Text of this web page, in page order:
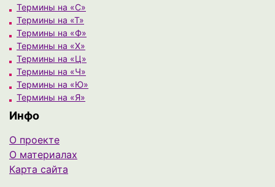
Термины на «С»
Термины на «Т»
Термины на «Ф»
Термины на «Х»
Термины на «Ц»
Термины на «Ч»
Термины на «Ю»
Термины на «Я»
Инфо
О проекте
О материалах
Карта сайта